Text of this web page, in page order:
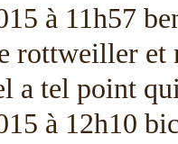
à 11h57
rottweiller et
a tel point
à 12h10